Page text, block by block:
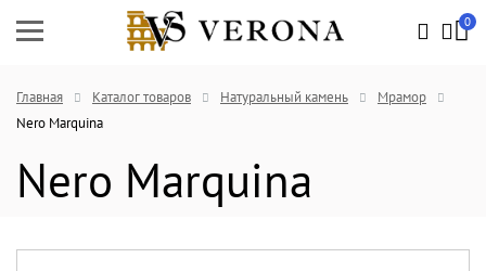
0
Главная Каталог товаров Натуральный камень
Мрамор
Nero Marquina
Nero Marquina